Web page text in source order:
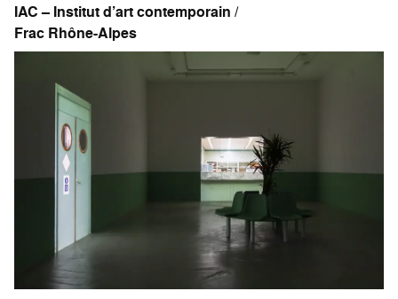
IAC – Institut d’art contemporain /
Frac Rhône-Alpes